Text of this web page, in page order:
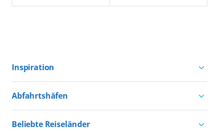
Inspiration
Aktivurlaub mit AIDA
Kultururlaub mit AIDA
Abfahrtshäfen
Kreuzfahrten ab Hamburg
Beliebte Reiseländer